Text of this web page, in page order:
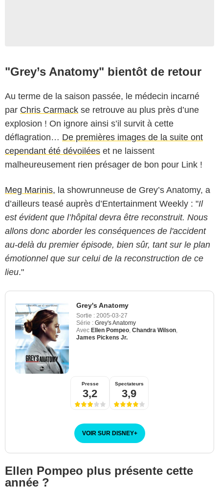
"Grey’s Anatomy" bientôt de retour
Au terme de la saison passée, le médecin incarné
par Chris Carmack se retrouve au plus près d’une
explosion ! On ignore ainsi s’il survit à cette
déflagration… De premières images de la suite ont
cependant été dévoilées et ne laissent
malheureusement rien présager de bon pour Link !
Meg Marinis, la showrunneuse de Grey’s Anatomy, a
d’ailleurs teasé auprès d’Entertainment Weekly : "Il
est évident que l’hôpital devra être reconstruit. Nous
allons donc aborder les conséquences de l'accident
au-delà du premier épisode, bien sûr, tant sur le plan
émotionnel que sur celui de la reconstruction de ce
lieu."
Grey's Anatomy
Sortie : 2005-03-27
Série : Grey's Anatomy
Avec Ellen Pompeo Chandra Wilson
James Pickens Jr.
Presse
3,2
Spectateurs
3,9
VOIR SUR DISNEY+
Ellen Pompeo plus présente cette
année ?